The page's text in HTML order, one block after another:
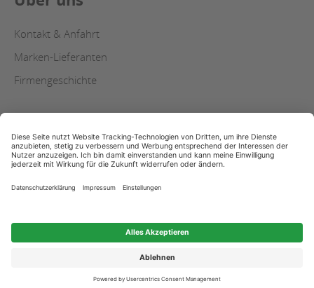
Kontakt & Anfahrt
Marken-Lieferanten
Firmengeschichte
Copyright
Datenschutz
Impressum